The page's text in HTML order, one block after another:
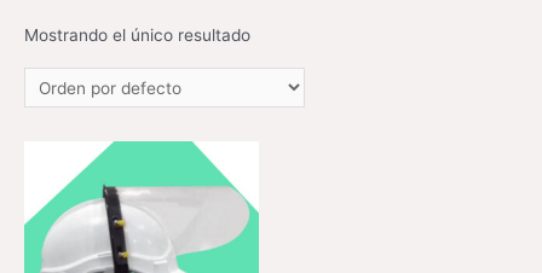
Mostrando el único resultado